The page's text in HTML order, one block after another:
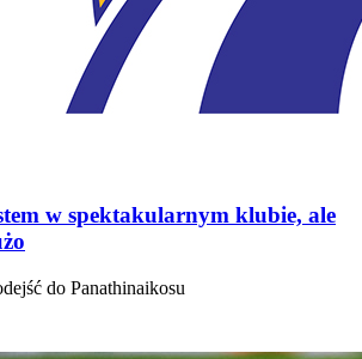
w spektakularnym klubie, ale
do Panathinaikosu